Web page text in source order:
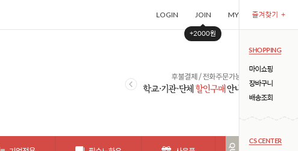
즐겨찾기 +
SHOPPING
마이쇼핑
장바구니
배송조회
CS CENTER
LOGIN JOIN
+2000원
MYPAGE CART (